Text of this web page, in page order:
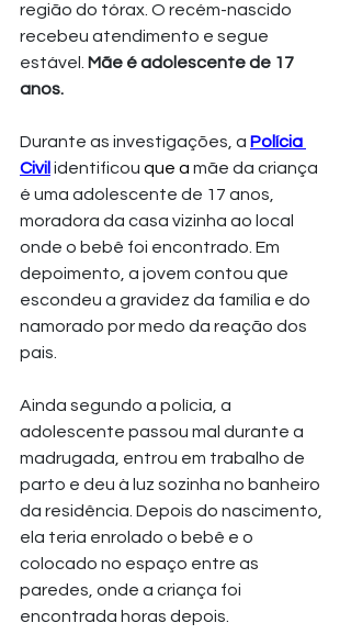
região do tórax. O recém-nascido
recebeu atendimento e segue
estável. Mãe é adolescente de 17
anos.
Durante as investigações, a Polícia
Civil identificou que a mãe da criança
é uma adolescente de 17 anos,
moradora da casa vizinha ao local
onde o bebê foi encontrado. Em
depoimento, a jovem contou que
escondeu a gravidez da família e do
namorado por medo da reação dos
pais.
Ainda segundo a polícia, a
adolescente passou mal durante a
madrugada, entrou em trabalho de
parto e deu à luz sozinha no banheiro
da residência. Depois do nascimento,
ela teria enrolado o bebê e o
colocado no espaço entre as
paredes, onde a criança foi
encontrada horas depois.